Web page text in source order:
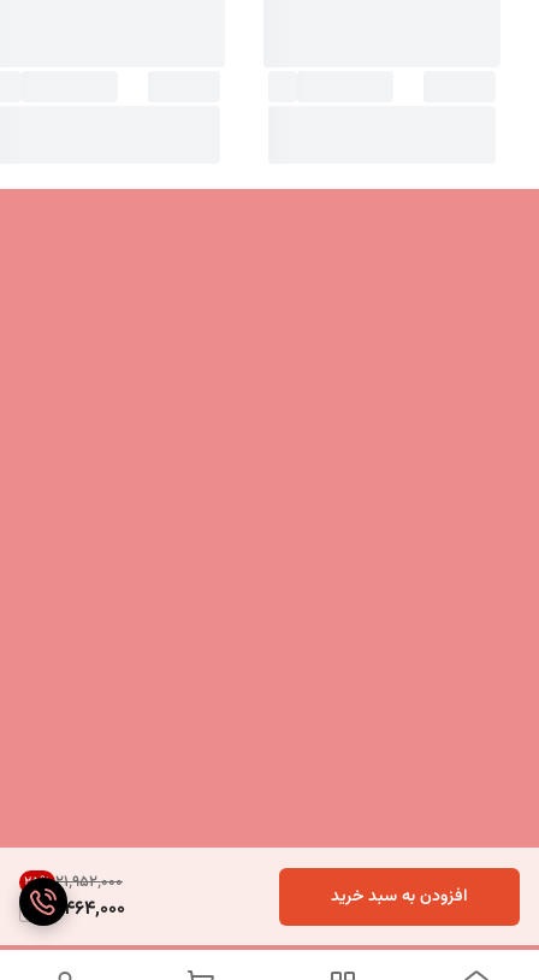
۲۱٬۹۵۲٬۰۰۰ 25%
16,464,000 افزودن به سبد خرید